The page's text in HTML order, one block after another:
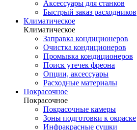
Аксессуары для станков
Быстрый заказ расходников
Климатическое
Климатическое
Заправка кондиционеров
Очистка кондиционеров
Промывка кондиционеров
Поиск утечек фреона
Опции, аксессуары
Расходные материалы
Покрасочное
Покрасочное
Покрасочные камеры
Зоны подготовки к окраске
Инфракрасные сушки